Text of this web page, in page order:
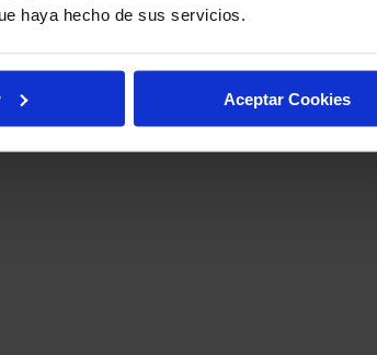
haya hecho de sus servicios.
Aceptar Cookies